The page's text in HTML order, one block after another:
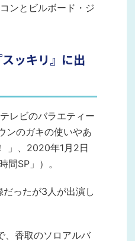
ンとビルボード・ジ
ッキリ』に出
レビのバラエティー
ンのガキの使いやあ
」、2020年1月2日
SP」）。
ったが3人が出演し
、香取のソロアルバ